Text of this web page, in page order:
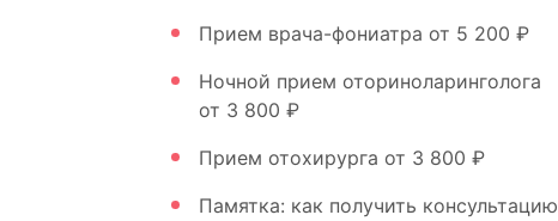
Прием врача-фониатра от 5 200 ₽
Ночной прием оториноларинголога
от 3 800 ₽
Прием отохирурга от 3 800 ₽
Памятка: как получить консультацию